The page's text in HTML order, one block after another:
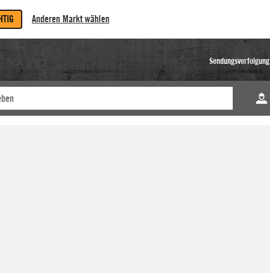
Anderen Markt wählen
Sendungsverfolgung